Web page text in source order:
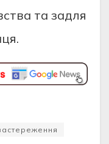
та задля